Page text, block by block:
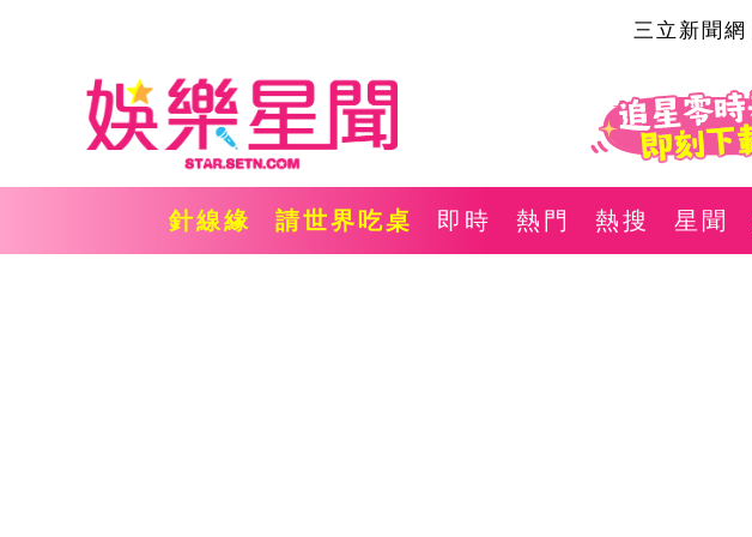
三立新聞網
針線緣 請世界吃桌 即時 熱門 熱搜 星聞